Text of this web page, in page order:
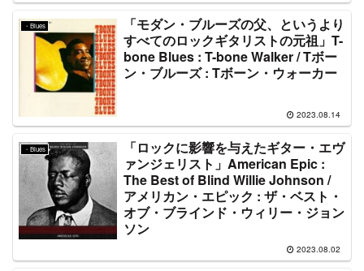
・Blues
「モダン・ブルーズの父、というより
すべてのロックギタリストの元祖」T-
bone Blues : T-bone Walker / Tボー
ン・ブルーズ : Tボーン・ウォーカー
2023.08.14
・Blues
「ロックに影響を与えたギター・エヴ
ァンジェリスト」American Epic :
The Best of Blind Willie Johnson /
アメリカン・エピック : ザ・ベスト・
オブ・ブラインド・ウィリー・ジョン
ソン
2023.08.02